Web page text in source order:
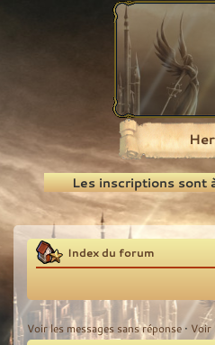
Recherche
Les inscriptions sont
Index du forum
Voir les messages sans réponse • Voir